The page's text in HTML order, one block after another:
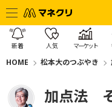
新着 人気 マーケット
HOME 松本大のつぶやき
加点法